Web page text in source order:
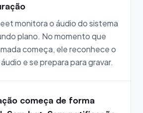
monitora o áudio do sistema
plano. No momento que
começa, ele reconhece o
e se prepara para gravar.
começa de forma